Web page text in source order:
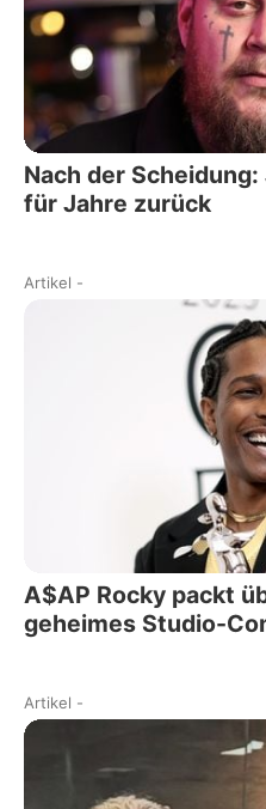
Nach der
für Jahre zurück
Artikel -
A$AP Rocky packt
geheimes Studio-
Artikel -